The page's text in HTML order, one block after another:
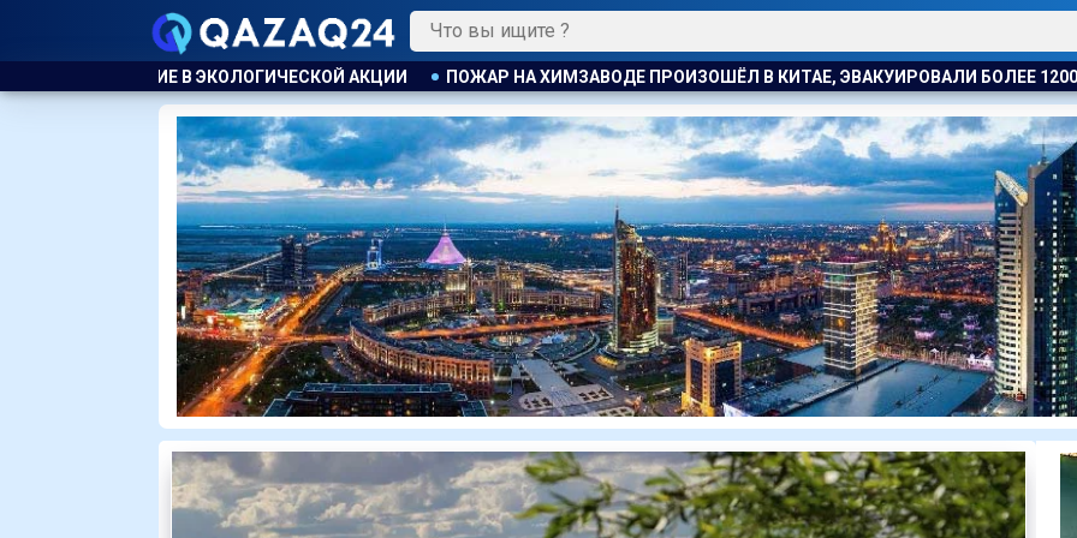
ПОЖАР НА ХИМЗАВОДЕ ПРОИЗОШЁЛ В КИТАЕ, ЭВАКУИРОВАЛИ БОЛЕЕ 1200 ЧЕЛОВЕК КОСТАНАЕЦ